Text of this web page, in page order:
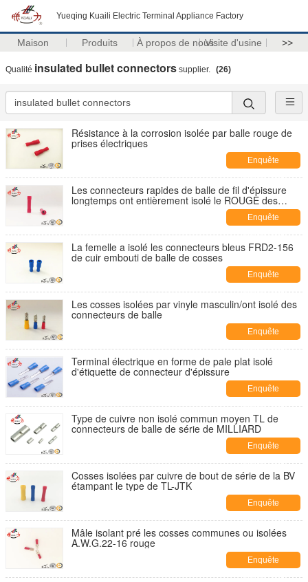
Yueqing Kuaili Electric Terminal Appliance Factory
Maison Produits À propos de nousVisite d'usine >>
Qualité insulated bullet connectors supplier. (26)
Résistance à la corrosion isolée par balle rouge de
prises électriques
Enquête
maintenant
Les connecteurs rapides de balle de fil d'épissure
longtemps ont entièrement isolé le ROUGE des
Enquête
maintenant
La femelle a isolé les connecteurs bleus FRD2-156
de cuir embouti de balle de cosses
Enquête
maintenant
Les cosses isolées par vinyle masculin/ont isolé des
connecteurs de balle
Enquête
maintenant
Terminal électrique en forme de pale plat isolé
d'étiquette de connecteur d'épissure
Enquête
maintenant
Type de cuivre non isolé commun moyen TL de
connecteurs de balle de série de MILLIARD
Enquête
maintenant
Cosses isolées par cuivre de bout de série de la BV
étampant le type de TL-JTK
Enquête
maintenant
Mâle isolant pré les cosses communes ou isolées
A.W.G.22-16 rouge
Enquête
maintenant